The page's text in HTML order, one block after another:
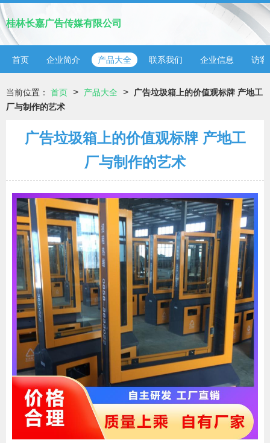
桂林长嘉广告传媒有限公司
首页 企业简介 产品大全 联系我们 企业信息 访客
当前位置： 首页 > 产品大全 >
广告垃圾箱上的价值观标牌 产地工
厂与制作的艺术
广告垃圾箱上的价值观标牌 产地工
厂与制作的艺术